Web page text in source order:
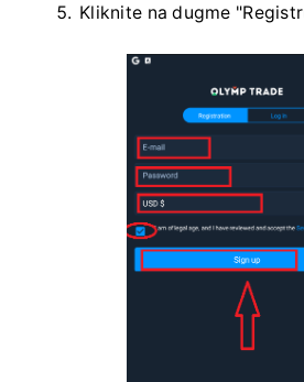
Kliknite na dugme